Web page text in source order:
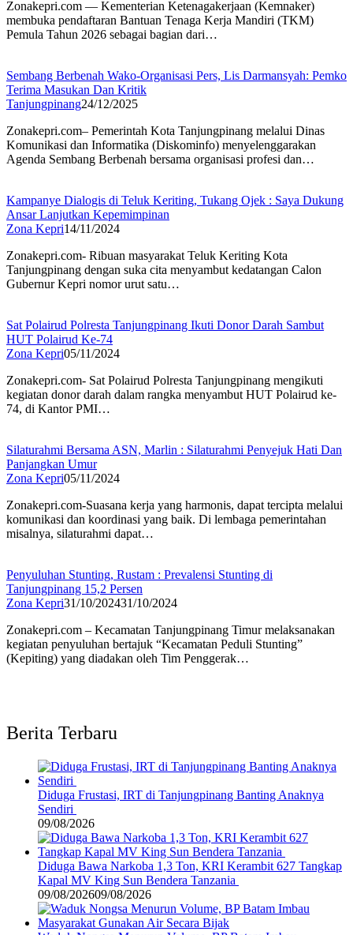
Zonakepri.com — Kementerian Ketenagakerjaan (Kemnaker)
membuka pendaftaran Bantuan Tenaga Kerja Mandiri (TKM)
Pemula Tahun 2026 sebagai bagian dari…
Sembang Berbenah Wako-Organisasi Pers, Lis Darmansyah: Pemko
Terima Masukan Dan Kritik
Tanjungpinang24/12/2025
Zonakepri.com– Pemerintah Kota Tanjungpinang melalui Dinas
Komunikasi dan Informatika (Diskominfo) menyelenggarakan
Agenda Sembang Berbenah bersama organisasi profesi dan…
Kampanye Dialogis di Teluk Keriting, Tukang Ojek : Saya Dukung
Ansar Lanjutkan Kepemimpinan
Zona Kepri14/11/2024
Zonakepri.com- Ribuan masyarakat Teluk Keriting Kota
Tanjungpinang dengan suka cita menyambut kedatangan Calon
Gubernur Kepri nomor urut satu…
Sat Polairud Polresta Tanjungpinang Ikuti Donor Darah Sambut
HUT Polairud Ke-74
Zona Kepri05/11/2024
Zonakepri.com- Sat Polairud Polresta Tanjungpinang mengikuti
kegiatan donor darah dalam rangka menyambut HUT Polairud ke-
74, di Kantor PMI…
Silaturahmi Bersama ASN, Marlin : Silaturahmi Penyejuk Hati Dan
Panjangkan Umur
Zona Kepri05/11/2024
Zonakepri.com-Suasana kerja yang harmonis, dapat tercipta melalui
komunikasi dan koordinasi yang baik. Di lembaga pemerintahan
misalnya, silaturahmi dapat…
Penyuluhan Stunting, Rustam : Prevalensi Stunting di
Tanjungpinang 15,2 Persen
Zona Kepri31/10/202431/10/2024
Zonakepri.com – Kecamatan Tanjungpinang Timur melaksanakan
kegiatan penyuluhan bertajuk “Kecamatan Peduli Stunting”
(Kepiting) yang diadakan oleh Tim Penggerak…
Berita Terbaru
Diduga Frustasi, IRT di Tanjungpinang Banting Anaknya
Sendiri
09/08/2026
Diduga Bawa Narkoba 1,3 Ton, KRI Kerambit 627 Tangkap
Kapal MV King Sun Bendera Tanzania
09/08/202609/08/2026